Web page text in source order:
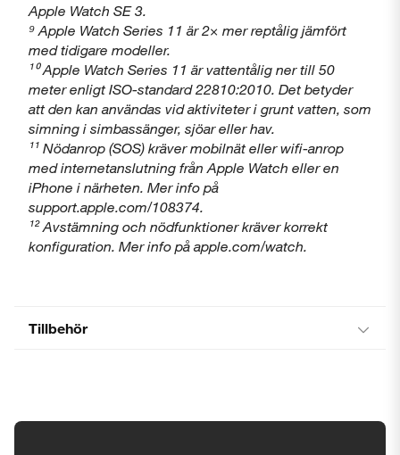
Apple Watch SE 3.
⁹ Apple Watch Series 11 är 2× mer reptålig jämfört
med tidigare modeller.
¹⁰ Apple Watch Series 11 är vattentålig ner till 50
meter enligt ISO-standard 22810:2010. Det betyder
att den kan användas vid aktiviteter i grunt vatten, som
simning i simbassänger, sjöar eller hav.
¹¹ Nödanrop (SOS) kräver mobilnät eller wifi-anrop
med internetanslutning från Apple Watch eller en
iPhone i närheten. Mer info på
support.apple.com/108374.
¹² Avstämning och nödfunktioner kräver korrekt
konfiguration. Mer info på apple.com/watch.
Tillbehör